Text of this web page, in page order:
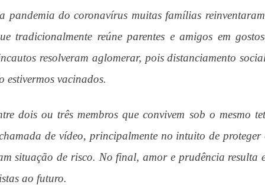
pandemia do coronavírus muitas famílias
tradicionalmente reúne parentes e amigos em
resolveram aglomerar, pois distanciamento
estivermos vacinados.
dois ou três membros que convivem sob o mesmo
de vídeo, principalmente no intuito de proteger
situação de risco. No final, amor e prudência resulta
ao futuro.